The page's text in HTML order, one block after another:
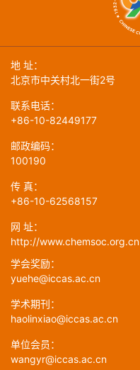
地 址：
北京市中关村北一街2号
联系电话：
+86-10-82449177
邮政编码：
100190
传 真：
+86-10-62568157
网 址：
http://www.chemsoc.org.cn
学会奖励：
yuehe@iccas.ac.cn
学术期刊：
haolinxiao@iccas.ac.cn
单位会员：
wangyr@iccas.ac.cn